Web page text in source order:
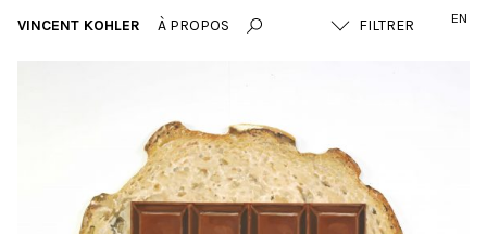
VINCENT KOHLER À PROPOS EN